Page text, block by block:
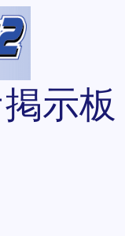
示板